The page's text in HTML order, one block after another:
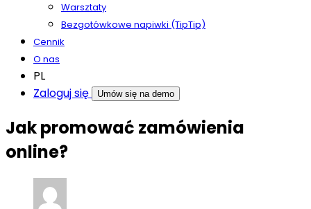
Warsztaty
Bezgotówkowe napiwki (TipTip)
Cennik
O nas
PL
Zaloguj się
Umów się na demo
Jak promować zamówienia
online?